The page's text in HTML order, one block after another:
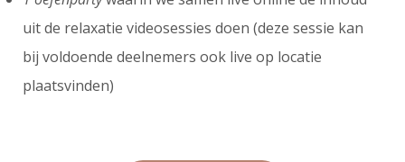
uit de relaxatie videosessies doen (deze sessie kan
bij voldoende deelnemers ook live op locatie
plaatsvinden)